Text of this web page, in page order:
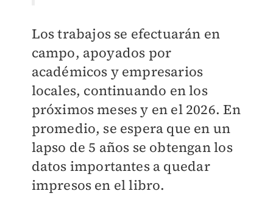
Los trabajos se efectuarán en
campo, apoyados por
académicos y empresarios
locales, continuando en los
próximos meses y en el 2026. En
promedio, se espera que en un
lapso de 5 años se obtengan los
datos importantes a quedar
impresos en el libro.